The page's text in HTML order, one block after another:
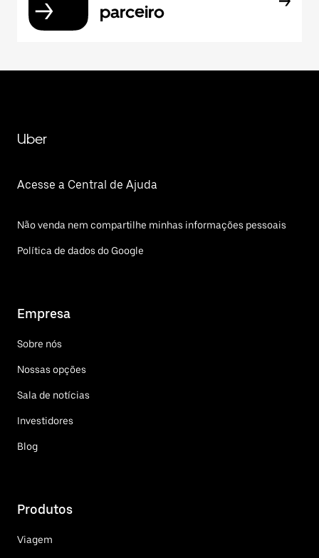
parceiro
Uber
Acesse a Central de Ajuda
Não venda nem compartilhe minhas informações pessoais
Política de dados do Google
Empresa
Sobre nós
Nossas opções
Sala de notícias
Investidores
Blog
Produtos
Viagem